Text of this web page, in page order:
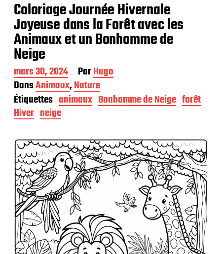
Coloriage Journée Hivernale
Joyeuse dans la Forêt avec les
Animaux et un Bonhomme de
Neige
D
a
t
e
d
e
u
b
l
i
c
a
i
o
n
mars 30, 2024 ParHugo
DansAnimaux,Nature
Étiquettes animaux Bonhomme de Neige forêt
Hiver neige